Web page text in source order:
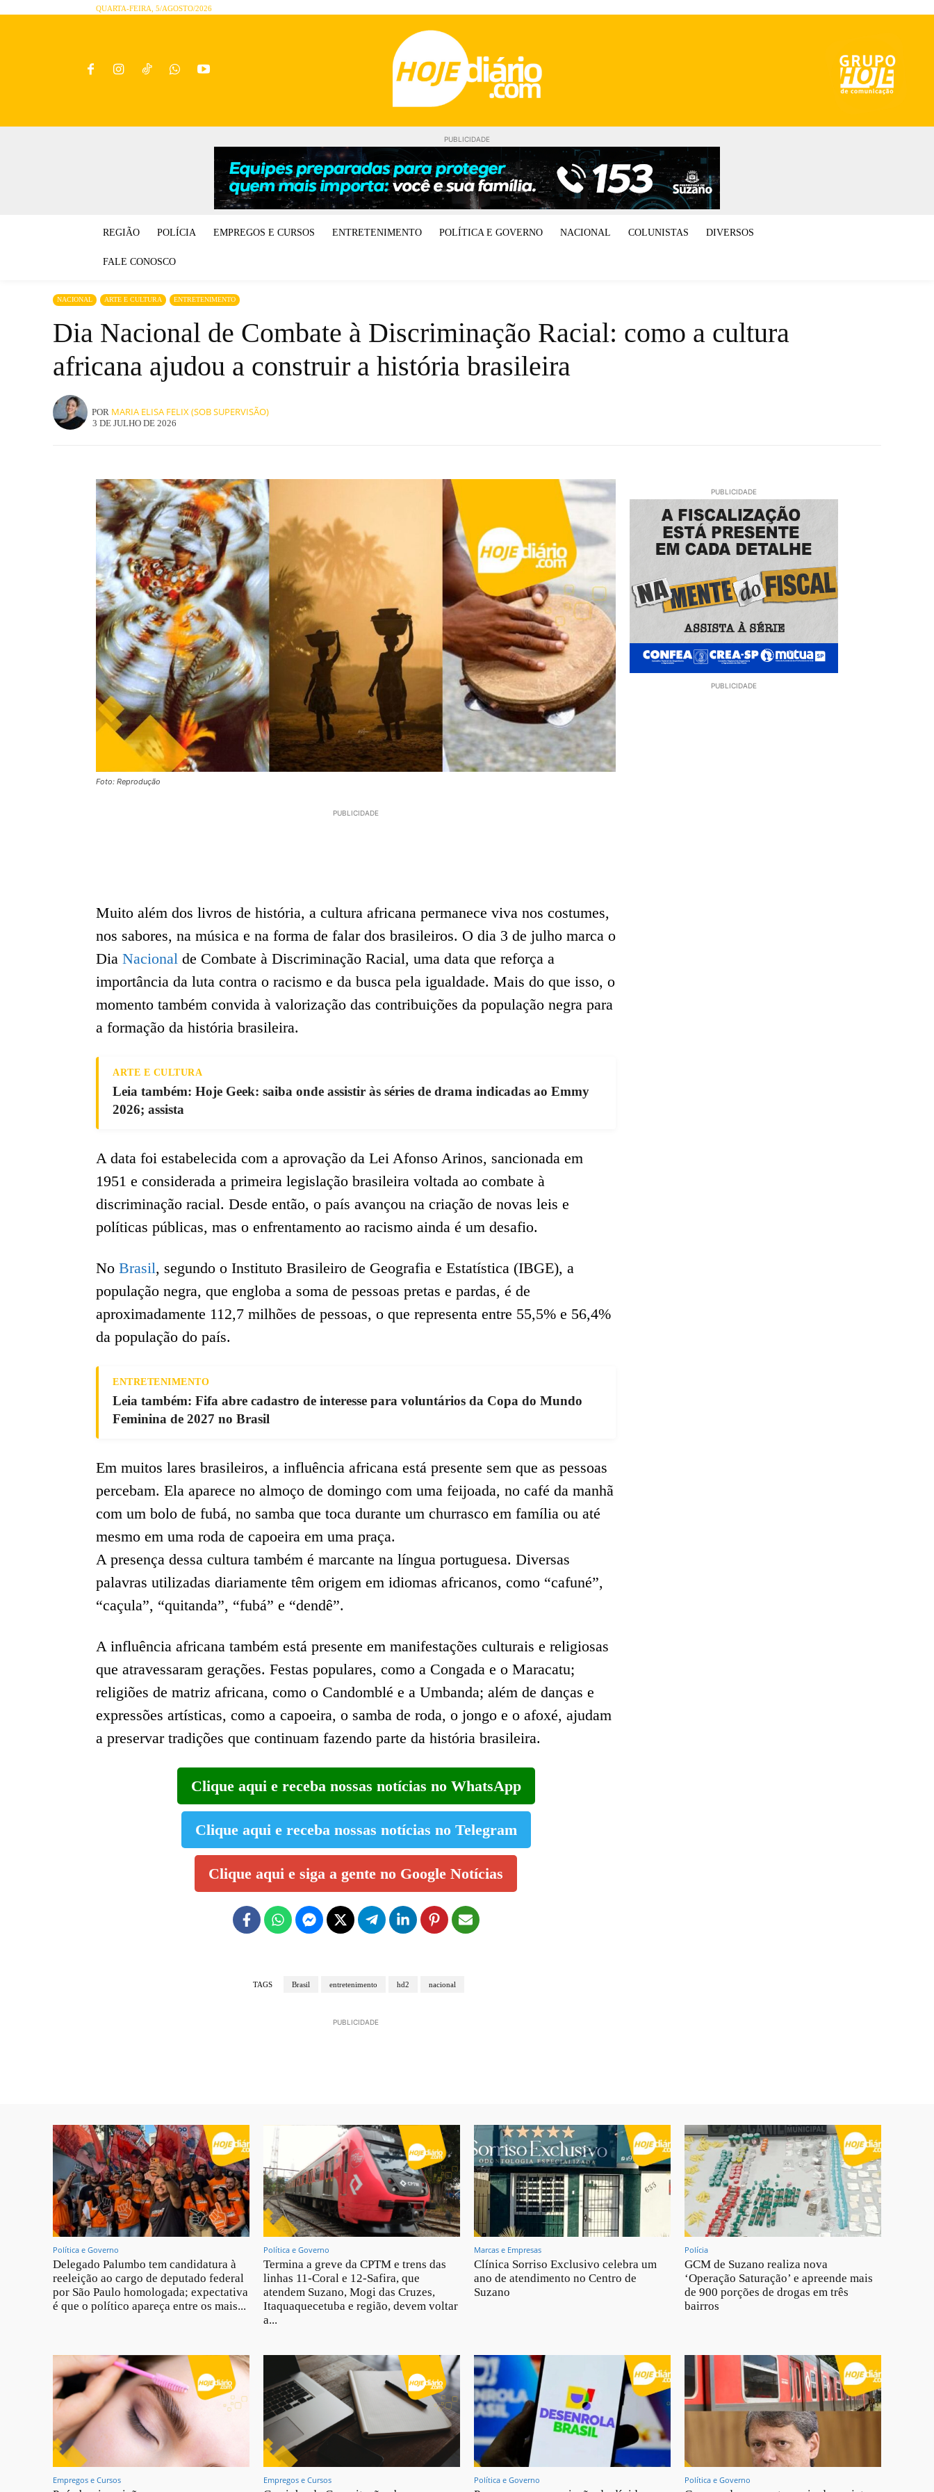
QUARTA-FEIRA, 5/AGOSTO/2026
PUBLICIDADE
REGIÃO POLÍCIA EMPREGOS E CURSOS ENTRETENIMENTO POLÍTICA E GOVERNO NACIONAL COLUNISTAS DIVERSOS
FALE CONOSCO
NACIONAL ARTE E CULTURA ENTRETENIMENTO
Dia Nacional de Combate à Discriminação Racial: como a cultura
africana ajudou a construir a história brasileira
POR MARIA ELISA FELIX (SOB SUPERVISÃO)
3 DE JULHO DE 2026
Foto: Reprodução
PUBLICIDADE
Muito além dos livros de história, a cultura africana permanece viva nos costumes,
nos sabores, na música e na forma de falar dos brasileiros. O dia 3 de julho marca o
Dia Nacional de Combate à Discriminação Racial, uma data que reforça a
importância da luta contra o racismo e da busca pela igualdade. Mais do que isso, o
momento também convida à valorização das contribuições da população negra para
a formação da história brasileira.
ARTE E CULTURA
Leia também: Hoje Geek: saiba onde assistir às séries de drama indicadas ao Emmy
2026; assista
A data foi estabelecida com a aprovação da Lei Afonso Arinos, sancionada em
1951 e considerada a primeira legislação brasileira voltada ao combate à
discriminação racial. Desde então, o país avançou na criação de novas leis e
políticas públicas, mas o enfrentamento ao racismo ainda é um desafio.
No Brasil, segundo o Instituto Brasileiro de Geografia e Estatística (IBGE), a
população negra, que engloba a soma de pessoas pretas e pardas, é de
aproximadamente 112,7 milhões de pessoas, o que representa entre 55,5% e 56,4%
da população do país.
ENTRETENIMENTO
Leia também: Fifa abre cadastro de interesse para voluntários da Copa do Mundo
Feminina de 2027 no Brasil
Em muitos lares brasileiros, a influência africana está presente sem que as pessoas
percebam. Ela aparece no almoço de domingo com uma feijoada, no café da manhã
com um bolo de fubá, no samba que toca durante um churrasco em família ou até
mesmo em uma roda de capoeira em uma praça.
A presença dessa cultura também é marcante na língua portuguesa. Diversas
palavras utilizadas diariamente têm origem em idiomas africanos, como “cafuné”,
“caçula”, “quitanda”, “fubá” e “dendê”.
A influência africana também está presente em manifestações culturais e religiosas
que atravessaram gerações. Festas populares, como a Congada e o Maracatu;
religiões de matriz africana, como o Candomblé e a Umbanda; além de danças e
expressões artísticas, como a capoeira, o samba de roda, o jongo e o afoxé, ajudam
a preservar tradições que continuam fazendo parte da história brasileira.
Clique aqui e receba nossas notícias no WhatsApp
Clique aqui e receba nossas notícias no Telegram
Clique aqui e siga a gente no Google Notícias
TAGS Brasil entretenimento hd2 nacional
PUBLICIDADE
PUBLICIDADE
PUBLICIDADE
Política e Governo
Delegado Palumbo tem candidatura à
reeleição ao cargo de deputado federal
por São Paulo homologada; expectativa
é que o político apareça entre os mais...
Política e Governo
Termina a greve da CPTM e trens das
linhas 11-Coral e 12-Safira, que
atendem Suzano, Mogi das Cruzes,
Itaquaquecetuba e região, devem voltar
a...
Marcas e Empresas
Clínica Sorriso Exclusivo celebra um
ano de atendimento no Centro de
Suzano
Polícia
GCM de Suzano realiza nova
‘Operação Saturação’ e apreende mais
de 900 porções de drogas em três
bairros
Empregos e Cursos Empregos e Cursos Política e Governo Política e Governo